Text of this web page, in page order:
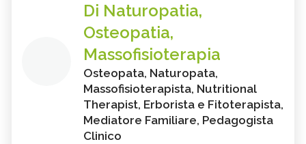
Di Naturopatia,
Osteopatia,
Massofisioterapia
Osteopata, Naturopata,
Massofisioterapista, Nutritional
Therapist, Erborista e Fitoterapista,
Mediatore Familiare, Pedagogista
Clinico